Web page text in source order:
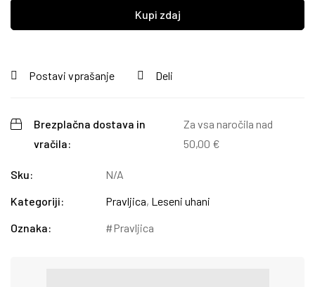
Kupi zdaj
Postavi vprašanje Deli
Brezplačna dostava in
vračila:
Za vsa naročila nad
50,00 €
Sku:
N/A
Kategoriji:
Pravljica, Leseni uhani
Oznaka:
Pravljica